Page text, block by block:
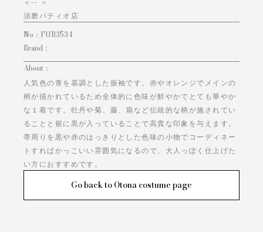
須磨パティオ店
No： FUR3534
Brand：
About：
人気色の青を基調とした振袖です。赤やオレンジでメインの
柄が描かれているため全体的に色味が鮮やかでとても華やか
な１着です。牡丹や菊、藤、扇など伝統的な柄が施されてい
ることと裾に黒が入っていることで高貴な印象を与えます。
帯周りを黒や赤のはっきりとした色味の小物でコーディネー
トすればかっこいい雰囲気になるので、大人っぽく仕上げた
い方におすすめです。
Go back to Otona costume page